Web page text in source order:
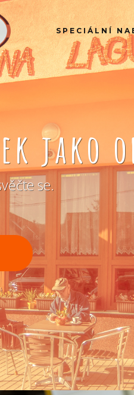
SPECIÁLNÍ
jako
se.